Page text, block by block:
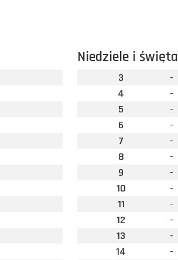
Niedziele i święta
3
-
4
-
5
-
6
-
7
-
8
-
9
-
10
-
11
-
12
-
13
-
14
-